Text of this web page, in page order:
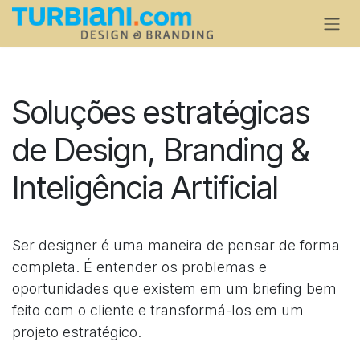
Se rendre au contenu
Soluções estratégicas
de Design, Branding &
Inteligência Artificial
Ser designer é uma maneira de pensar de forma
completa. É entender os problemas e
oportunidades que existem em um briefing bem
feito com o cliente e transformá-los em um
projeto estratégico.